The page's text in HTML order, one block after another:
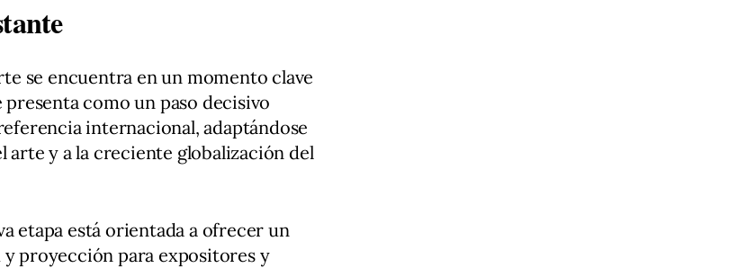
se encuentra en un momento clave
como un paso decisivo
internacional, adaptándose
arte y a la creciente globalización del
etapa está orientada a ofrecer un
proyección para expositores y